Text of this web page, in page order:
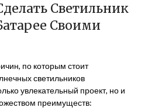
Светильник
Своими
по которым стоит
светильников
увлекательный проект, но и
преимуществ: